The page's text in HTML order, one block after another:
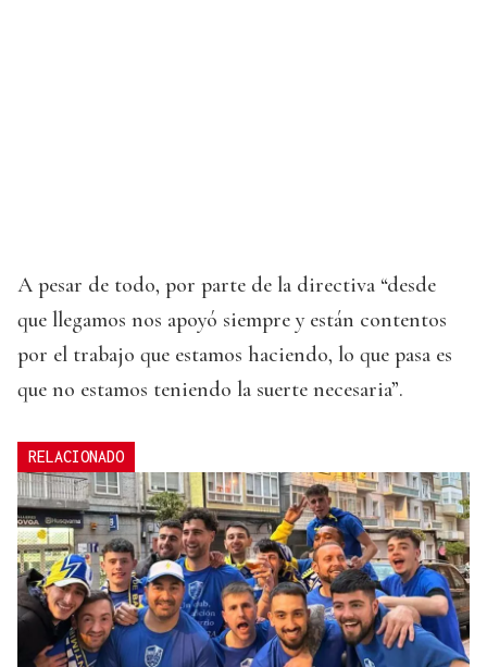
A pesar de todo, por parte de la directiva “desde
que llegamos nos apoyó siempre y están contentos
por el trabajo que estamos haciendo, lo que pasa es
que no estamos teniendo la suerte necesaria”.
RELACIONADO